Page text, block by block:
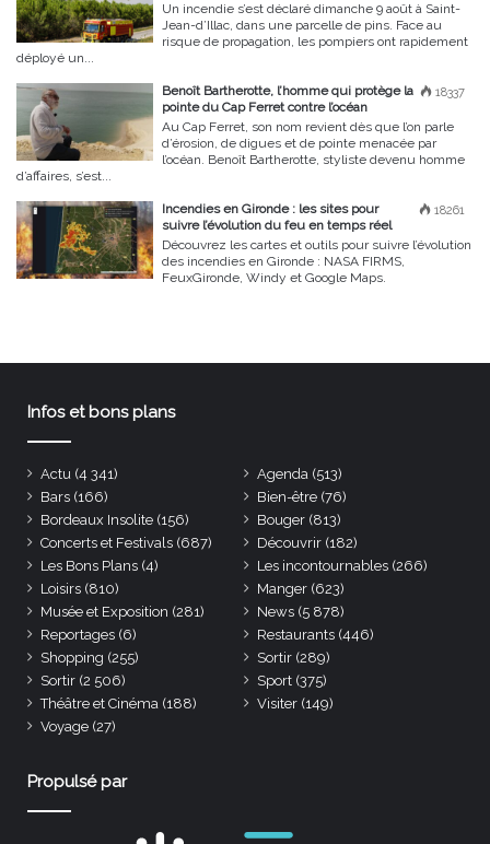
Un incendie s’est déclaré dimanche 9 août à Saint-
Jean-d’Illac, dans une parcelle de pins. Face au
risque de propagation, les pompiers ont rapidement
déployé un...
18337
Benoît Bartherotte, l’homme qui protège la
pointe du Cap Ferret contre l’océan
Au Cap Ferret, son nom revient dès que l’on parle
d’érosion, de digues et de pointe menacée par
l’océan. Benoît Bartherotte, styliste devenu homme
d’affaires, s’est...
18261
Incendies en Gironde : les sites pour
suivre l’évolution du feu en temps réel
Découvrez les cartes et outils pour suivre l’évolution
des incendies en Gironde : NASA FIRMS,
FeuxGironde, Windy et Google Maps.
Infos et bons plans
Actu (4 341) Agenda (513)
Bars (166) Bien-être (76)
Bordeaux Insolite (156) Bouger (813)
Concerts et Festivals (687) Découvrir (182)
Les Bons Plans (4) Les incontournables (266)
Loisirs (810) Manger (623)
Musée et Exposition (281) News (5 878)
Reportages (6) Restaurants (446)
Shopping (255) Sortir (289)
Sortir (2 506) Sport (375)
Théâtre et Cinéma (188) Visiter (149)
Voyage (27)
Propulsé par